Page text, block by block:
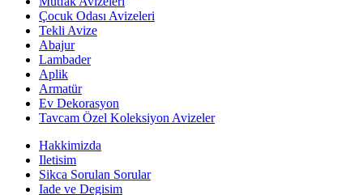
Çocuk Odası Avizeleri
Tekli Avize
Abajur
Lambader
Aplik
Armatür
Ev Dekorasyon
Tavcam Özel Koleksiyon Avizeler
Hakkimizda
Iletisim
Sikca Sorulan Sorular
Iade ve Degisim